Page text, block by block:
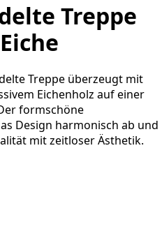
Treppe
Treppe überzeugt mit
Eichenholz auf einer
formschöne
Design harmonisch ab und
mit zeitloser Ästhetik.